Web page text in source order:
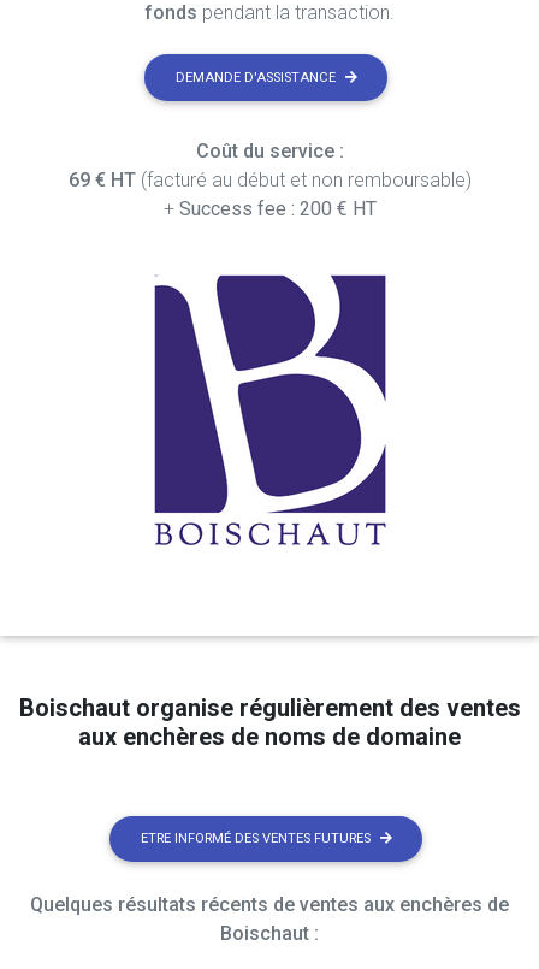
fonds pendant la transaction.
DEMANDE D'ASSISTANCE
Coût du service :
69 € HT(facturé au début et non remboursable)
+ Success fee : 200 € HT
Boischaut organise régulièrement des ventes
aux enchères de noms de domaine
ETRE INFORMÉ DES VENTES FUTURES
Quelques résultats récents de ventes aux enchères de
Boischaut :